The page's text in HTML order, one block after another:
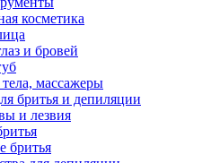
косметика
и бровей
массажеры
бритья и депиляции
и лезвия
бритья